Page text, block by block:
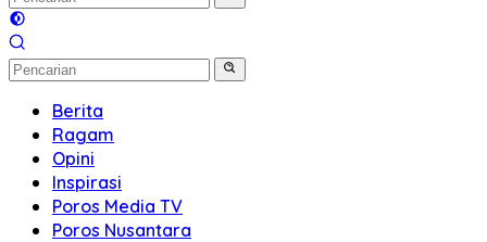
Berita
Ragam
Opini
Inspirasi
Poros Media TV
Poros Nusantara